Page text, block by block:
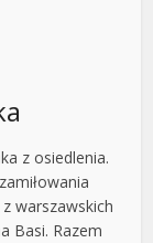
z osiedlenia.
warszawskich
Basi. Razem